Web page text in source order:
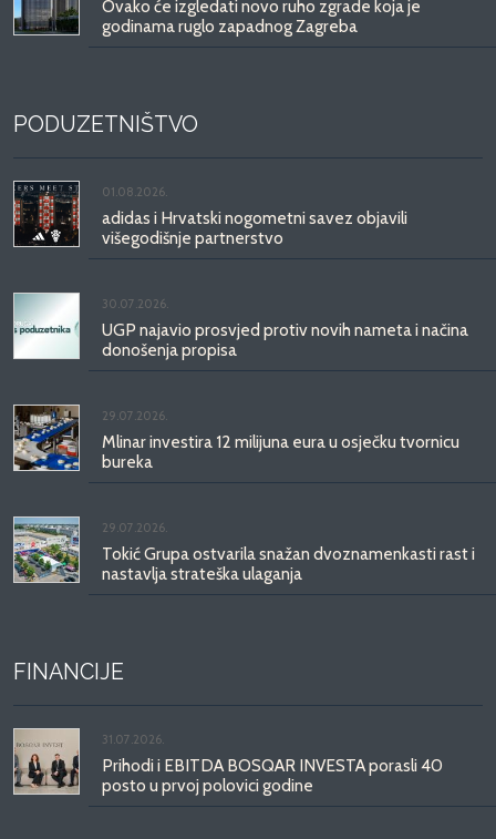
Ovako će izgledati novo ruho zgrade koja je
godinama ruglo zapadnog Zagreba
PODUZETNIŠTVO
01.08.2026.
adidas i Hrvatski nogometni savez objavili
višegodišnje partnerstvo
30.07.2026.
UGP najavio prosvjed protiv novih nameta i načina
donošenja propisa
29.07.2026.
Mlinar investira 12 milijuna eura u osječku tvornicu
bureka
29.07.2026.
Tokić Grupa ostvarila snažan dvoznamenkasti rast i
nastavlja strateška ulaganja
FINANCIJE
31.07.2026.
Prihodi i EBITDA BOSQAR INVESTA porasli 40
posto u prvoj polovici godine